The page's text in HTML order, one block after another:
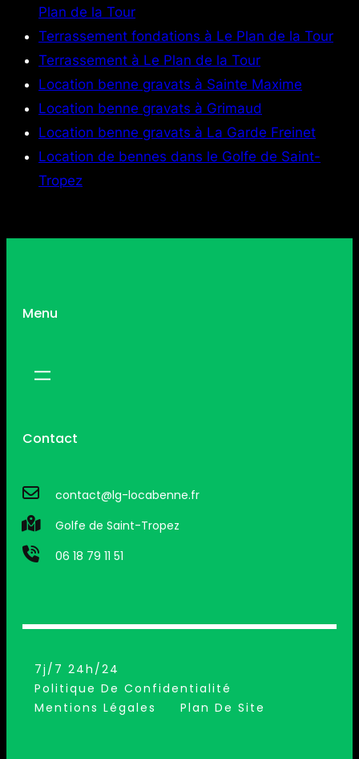
Plan de la Tour
Terrassement fondations à Le Plan de la Tour
Terrassement à Le Plan de la Tour
Location benne gravats à Sainte Maxime
Location benne gravats à Grimaud
Location benne gravats à La Garde Freinet
Location de bennes dans le Golfe de Saint-
Tropez
Menu
Contact
contact@lg-locabenne.fr
Golfe de Saint-Tropez
06 18 79 11 51
7j/7 24h/24
Politique De Confidentialité
Mentions Légales
Plan De Site